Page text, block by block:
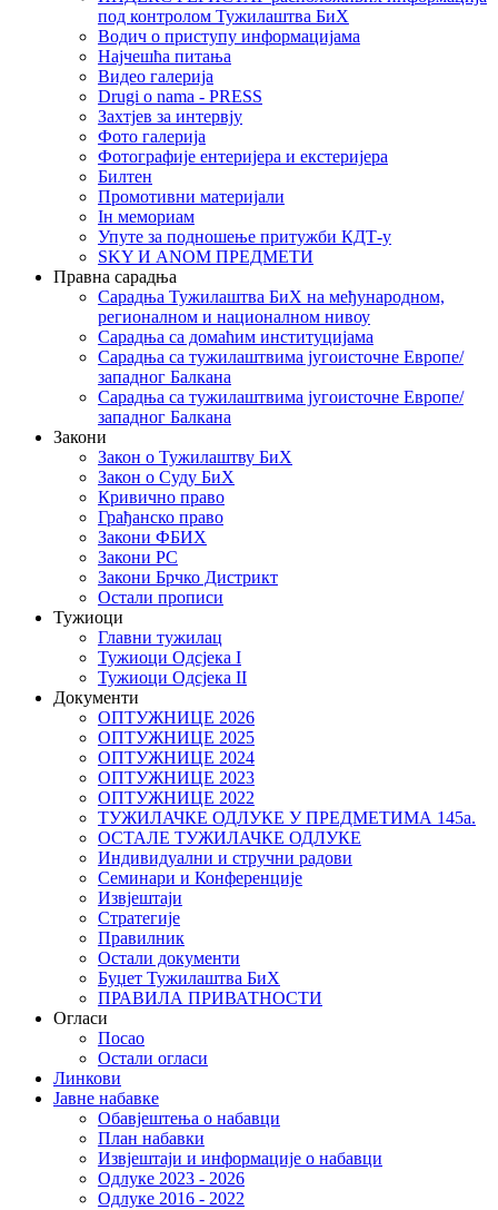
под контролом Тужилаштва БиХ
Водич о приступу информацијама
Најчешћа питања
Видео галерија
Drugi o nama - PRESS
Захтјев за интервју
Фото галерија
Фотографије ентеријера и екстеријера
Билтен
Промотивни материјали
Iн мемориам
Упуте за подношење притужби КДТ-у
SKY И ANOM ПРЕДМЕТИ
Правна сарадња
Сарадња Тужилаштва БиХ на међународном,
регионалном и националном нивоу
Сарадња са домаћим институцијама
Сарадња са тужилаштвима југоисточне Европе/
западног Балкана
Сарадња са тужилаштвима југоисточне Европе/
западног Балкана
Закони
Закон о Тужилаштву БиХ
Закон о Суду БиХ
Кривично право
Грађанско право
Закони ФБИХ
Закони РС
Закони Брчко Дистрикт
Остали прописи
Тужиоци
Главни тужилац
Тужиоци Oдсјекa I
Тужиоци Oдсјекa II
Документи
ОПТУЖНИЦЕ 2026
ОПТУЖНИЦЕ 2025
ОПТУЖНИЦЕ 2024
ОПТУЖНИЦЕ 2023
ОПТУЖНИЦЕ 2022
ТУЖИЛАЧКЕ ОДЛУКЕ У ПРЕДМЕТИМА 145а.
ОСТАЛЕ ТУЖИЛАЧКЕ ОДЛУКЕ
Индивидуални и стручни радови
Семинари и Конференције
Извјештаји
Стратегије
Правилник
Остали документи
Буџет Тужилаштва БиХ
ПРАВИЛА ПРИВАТНОСТИ
Огласи
Посао
Остали огласи
Линкови
Јавне набавке
Обавјештења о набавци
План набавки
Извјештаји и информације о набавци
Одлуке 2023 - 2026
Одлуке 2016 - 2022